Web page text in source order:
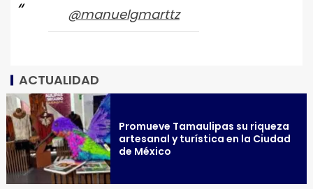
@manuelgmarttz
ACTUALIDAD
Promueve Tamaulipas su riqueza
artesanal y turística en la Ciudad
de México